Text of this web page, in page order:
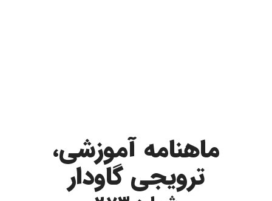
ماهنامه آموزشی،
ترویجی گاودار